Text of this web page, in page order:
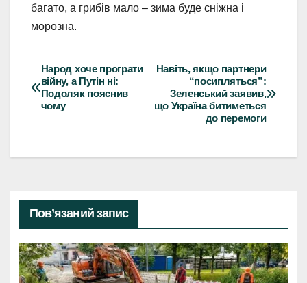
багато, а грибів мало – зима буде сніжна і
морозна.
Навігація
записів
Навіть, якщо партнери
“посипляться”:
Зеленський заявив,
що Україна битиметься
до перемоги
Народ хоче програти
війну, а Путін ні:
Подоляк пояснив
чому
Пов’язаний запис